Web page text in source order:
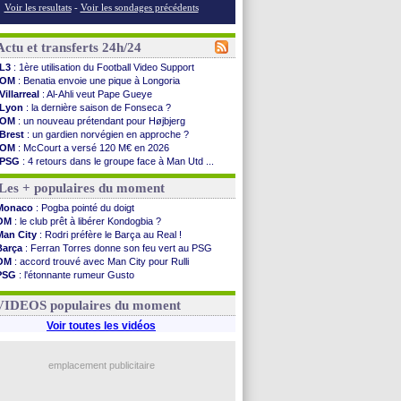
Voir les resultats - Voir les sondages précédents
et transferts 24h/24
L3 : 1ère utilisation du Football Video Support
OM : Benatia envoie une pique à Longoria
Villarreal : Al-Ahli veut Pape Gueye
Lyon : la dernière saison de Fonseca ?
OM : un nouveau prétendant pour Højbjerg
Brest : un gardien norvégien en approche ?
OM : McCourt a versé 120 M€ en 2026
PSG : 4 retours dans le groupe face à Man Utd ...
Nice: Kevin Carlos va partir en Italie
L1: prison avec sursis requis contre un arbitre
Leganés: c'est signé pour Luca Zidane (off.)
Atletico : Ruggeri en route pour Aston Villa
Monaco: Filipe Luis soutient Biereth
Lyon: Mangala prêté à Getafe (officiel)
PSG: Nsoki va signer en Croatie
Arsenal: Naples vise Gabriel Jesus
Real : Mastantuono prêté à la Fiorentina (off.)
Man City: accord avec le Barça pour Rodri ?
Rennes: Haise a prolongé (officiel)
: Tomiyasu a convaincu (officiel)
: Liverpool va proposer 115 M€ pour ...
+ populaires du moment
: Pogba pointé du doigt
: le club prêt à libérer Kondogbia ?
City : Rodri préfère le Barça au Real !
: Ferran Torres donne son feu vert au PSG
: accord trouvé avec Man City pour Rulli
: l'étonnante rumeur Gusto
: Owori battu à mort à Kampala
populaires du moment
Voir toutes les vidéos
emplacement publicitaire